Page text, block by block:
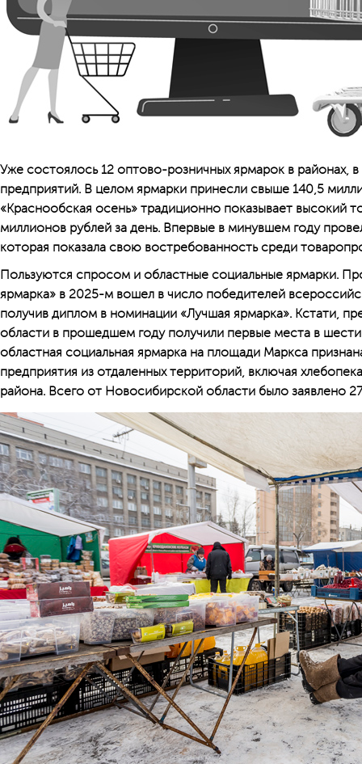
Уже состоялось 12 оптово-розничных ярмарок в районах, в
предприятий. В целом ярмарки принесли свыше 140,5
«Краснообская осень» традиционно показывает высокий
миллионов рублей за день. Впервые в минувшем году
которая показала свою востребованность среди
Пользуются спросом и областные социальные ярмарки.
ярмарка» в 2025-м вошел в число победителей
получив диплом в номинации «Лучшая ярмарка». Кстати,
области в прошедшем году получили первые места в
областная социальная ярмарка на площади Маркса
предприятия из отдаленных территорий, включая
района. Всего от Новосибирской области было заявлено